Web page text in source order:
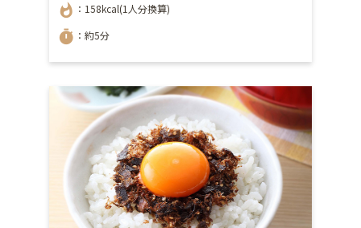
whatshot ：158kcal(1人分換算)
timer ：約5分